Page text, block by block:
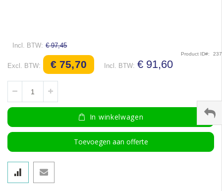
€ 97,45
€ 75,70
prijs
€ 91,60
Product ID
In winkelwagen
Toevoegen aan offerte